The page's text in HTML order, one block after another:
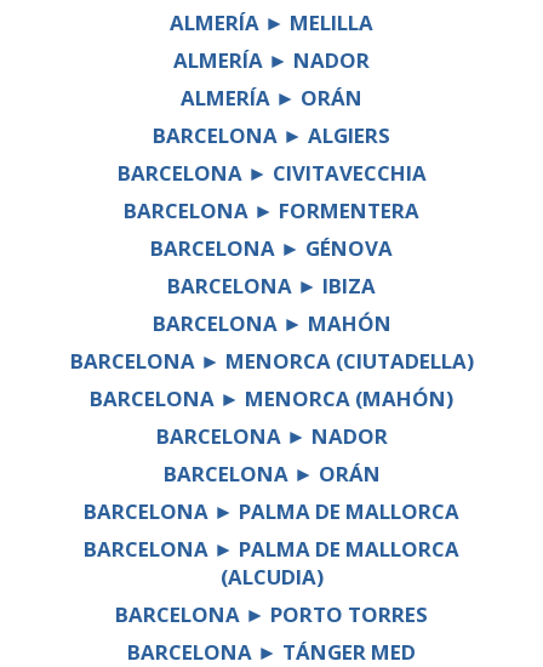
ALMERÍA ► MELILLA
ALMERÍA ► NADOR
ALMERÍA ► ORÁN
BARCELONA ► ALGIERS
BARCELONA ► CIVITAVECCHIA
BARCELONA ► FORMENTERA
BARCELONA ► GÉNOVA
BARCELONA ► IBIZA
BARCELONA ► MAHÓN
BARCELONA ► MENORCA (CIUTADELLA)
BARCELONA ► MENORCA (MAHÓN)
BARCELONA ► NADOR
BARCELONA ► ORÁN
BARCELONA ► PALMA DE MALLORCA
BARCELONA ► PALMA DE MALLORCA
(ALCUDIA)
BARCELONA ► PORTO TORRES
BARCELONA ► TÁNGER MED